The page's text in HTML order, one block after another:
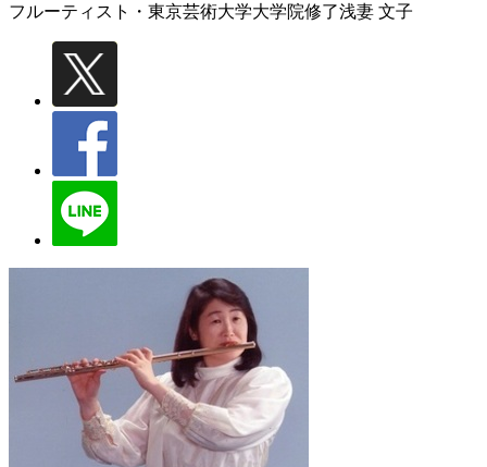
フルーティスト・東京芸術大学大学院修了浅妻 文子